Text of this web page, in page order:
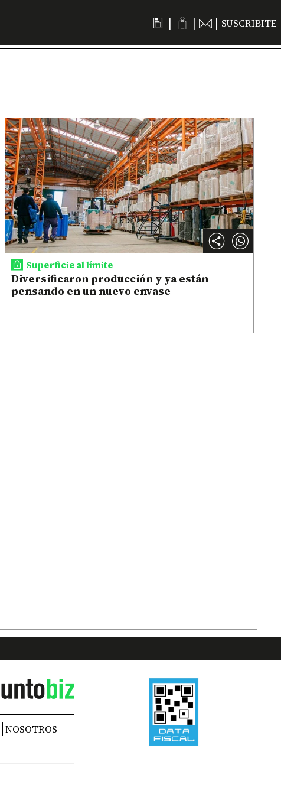
| | | SUSCRIBITE
Superficie al límite
Diversificaron producción y ya están
pensando en un nuevo envase
NOSOTROS